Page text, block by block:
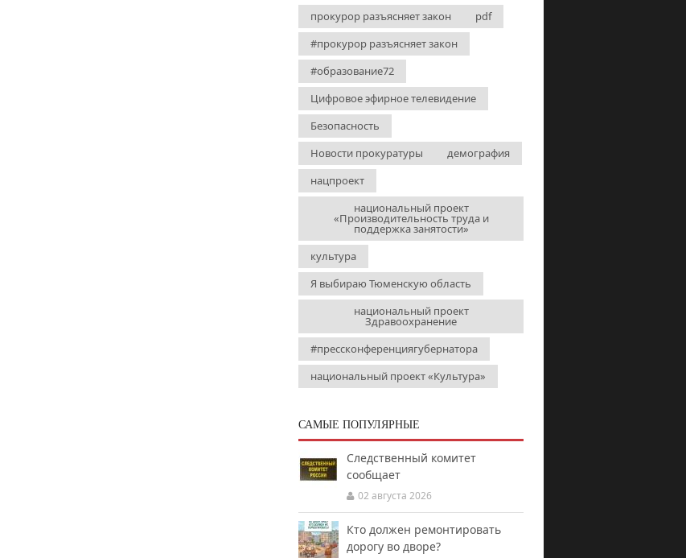
прокурор разъясняет закон
pdf
#прокурор разъясняет закон
#образование72
Цифровое эфирное телевидение
Безопасность
Новости прокуратуры
демография
нацпроект
национальный проект
«Производительность труда и
поддержка занятости»
культура
Я выбираю Тюменскую область
национальный проект
Здравоохранение
#прессконференциягубернатора
национальный проект «Культура»
САМЫЕ ПОПУЛЯРНЫЕ
Следственный комитет
сообщает
02 августа 2026
Кто должен ремонтировать
дорогу во дворе?